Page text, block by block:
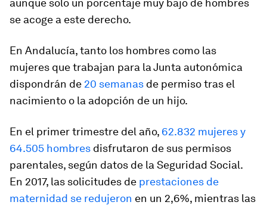
aunque solo un porcentaje muy bajo de hombres
se acoge a este derecho.
En Andalucía, tanto los hombres como las
mujeres que trabajan para la Junta autonómica
dispondrán de 20 semanas de permiso tras el
nacimiento o la adopción de un hijo.
En el primer trimestre del año, 62.832 mujeres y
64.505 hombres disfrutaron de sus permisos
parentales, según datos de la Seguridad Social.
En 2017, las solicitudes de prestaciones de
maternidad se redujeron en un 2,6%, mientras las